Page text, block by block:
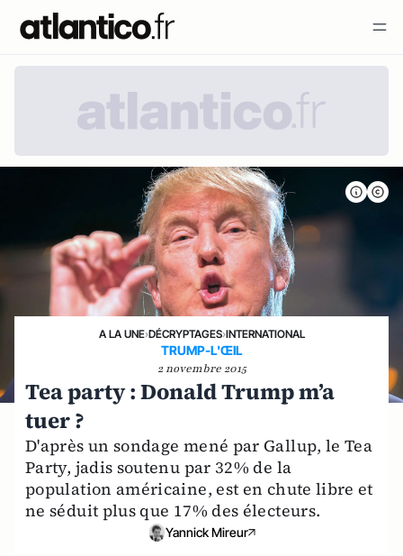
A LA UNE›DÉCRYPTAGES›INTERNATIONAL
TRUMP-L'ŒIL
2 novembre 2015
Tea party : Donald Trump m’a
tuer ?
D'après un sondage mené par Gallup, le Tea
Party, jadis soutenu par 32% de la
population américaine, est en chute libre et
ne séduit plus que 17% des électeurs.
Yannick Mireur